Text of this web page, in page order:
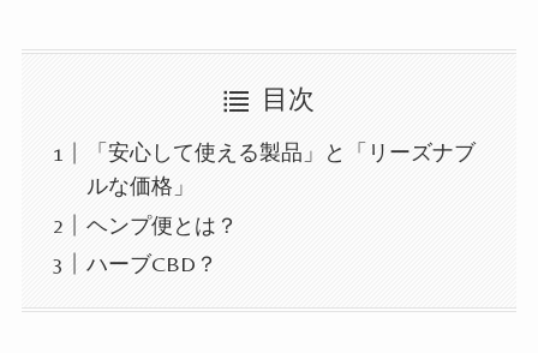
目次
「安心して使える製品」と「リーズナブ
ルな価格」
ヘンプ便とは？
ハーブCBD？